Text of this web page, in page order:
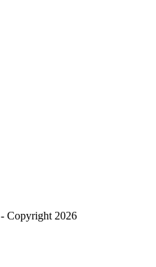
- Copyright 2026